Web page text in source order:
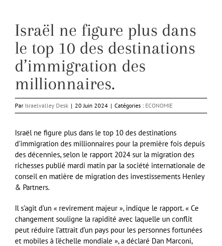
Israël ne figure plus dans
le top 10 des destinations
d’immigration des
millionnaires.
Par Israelvalley Desk | 20 Juin 2024 | Catégories : ECONOMIE
Israël ne figure plus dans le top 10 des destinations
d’immigration des millionnaires pour la première fois depuis
des décennies, selon le rapport 2024 sur la migration des
richesses publié mardi matin par la société internationale de
conseil en matière de migration des investissements Henley
& Partners.
Il s’agit d’un « revirement majeur », indique le rapport. « Ce
changement souligne la rapidité avec laquelle un conflit
peut réduire l’attrait d’un pays pour les personnes fortunées
et mobiles à l’échelle mondiale », a déclaré Dan Marconi,